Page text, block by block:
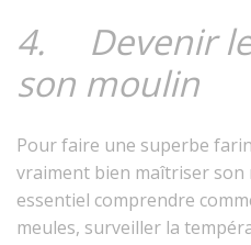
4. Devenir
son moulin
Pour faire une superbe
vraiment bien maîtriser son
essentiel comprendre
meules, surveiller la